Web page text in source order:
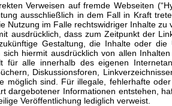
Verweisen auf fremde Webseiten
ausschließlich in dem Fall in Kraft
Nutzung im Falle rechtswidriger Inhalte zu
ausdrücklich, dass zum Zeitpunkt der
Gestaltung, die Inhalte oder die
hiermit ausdrücklich von allen
für alle innerhalb des eigenen
Diskussionsforen,
möglich sind. Für illegale, fehlerhafte
dargebotener Informationen entstehen,
Veröffentlichung lediglich verweist.